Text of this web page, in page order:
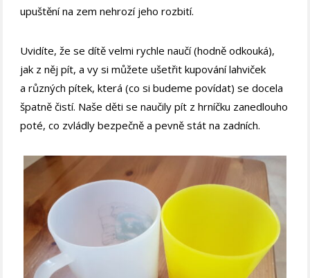
upuštění na zem nehrozí jeho rozbití.
Uvidíte, že se dítě velmi rychle naučí (hodně odkouká),
jak z něj pít, a vy si můžete ušetřit kupování lahviček
a různých pítek, která (co si budeme povídat) se docela
špatně čistí. Naše děti se naučily pít z hrníčku zanedlouho
poté, co zvládly bezpečně a pevně stát na zadních.